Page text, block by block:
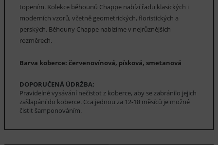
topením. Kolekce běhounů Chappe nabízí řadu klasických i
moderních vzorů, včetně geometrických, floristických a
perských. Běhouny Chappe nabízíme v nejrůznějších
rozměrech.
Barva koberce: červenovínová, písková, smetanová
DOPORUČENÁ ÚDRŽBA:
Pravidelné vysávání nečistot z koberce, aby se zabránilo jejich
zašlapání do koberce. Cca jednou za 12-18 měsíců je možné
čistit šamponováním.